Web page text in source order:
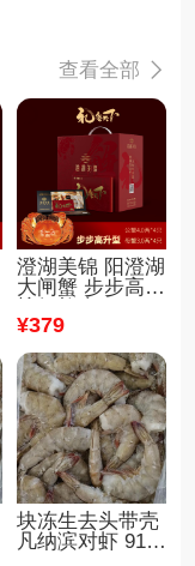
查看全部 
澄湖美锦 阳澄湖
大闸蟹 步步高升
¥379
块冻生去头带壳
凡纳滨对虾 91/1